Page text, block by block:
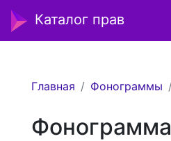
Каталог прав
Главная Фонограммы
Фонограмма